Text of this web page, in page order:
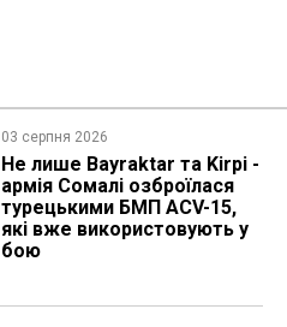
03 серпня 2026
Не лише Bayraktar та Kirpi -
армія Сомалі озброїлася
турецькими БМП ACV-15,
які вже використовують у
бою